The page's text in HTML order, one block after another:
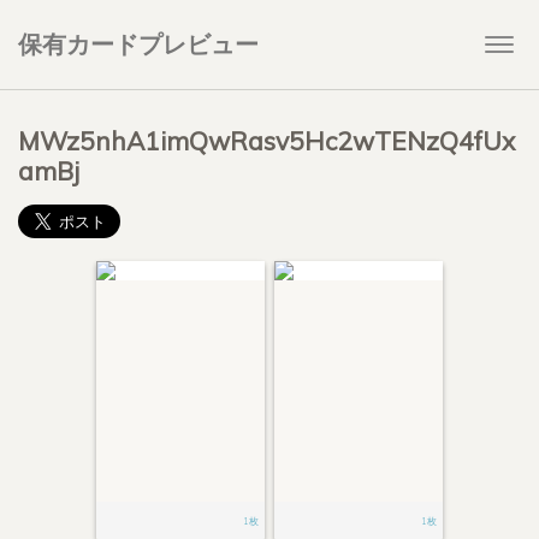
保有カードプレビュー
MWz5nhA1imQwRasv5Hc2wTENzQ4fUx
amBj
1枚 1枚